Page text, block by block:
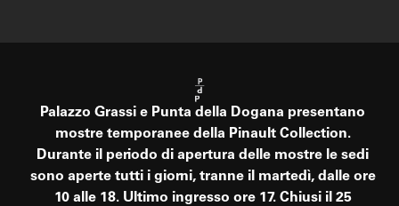
Palazzo Grassi e Punta della Dogana presentano
mostre temporanee della Pinault Collection.
Durante il periodo di apertura delle mostre le sedi
sono aperte tutti i giorni, tranne il martedì, dalle ore
10 alle 18. Ultimo ingresso ore 17. Chiusi il 25